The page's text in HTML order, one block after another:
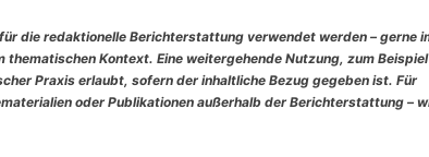
die redaktionelle Berichterstattung verwendet werden – gerne
Kontext. Eine weitergehende Nutzung, zum
Praxis erlaubt, sofern der inhaltliche Bezug gegeben ist. Für
oder Publikationen außerhalb der Berichterstattung –